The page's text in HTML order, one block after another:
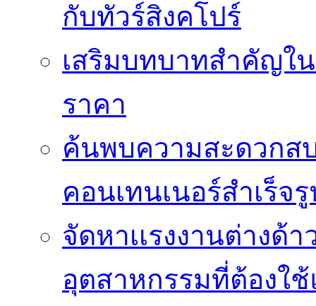
กับทัวร์สิงคโปร์
เสริมบทบาทสำคัญใ
ราคา
ค้นพบความสะดวกส
คอนเทนเนอร์สำเร็จ
จัดหาเเรงงานต่างด้
อุตสาหกรรมที่ต้องใช้